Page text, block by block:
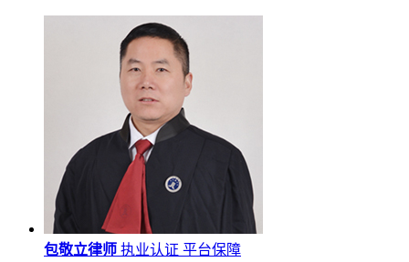
包敬立律师 执业认证 平台保障